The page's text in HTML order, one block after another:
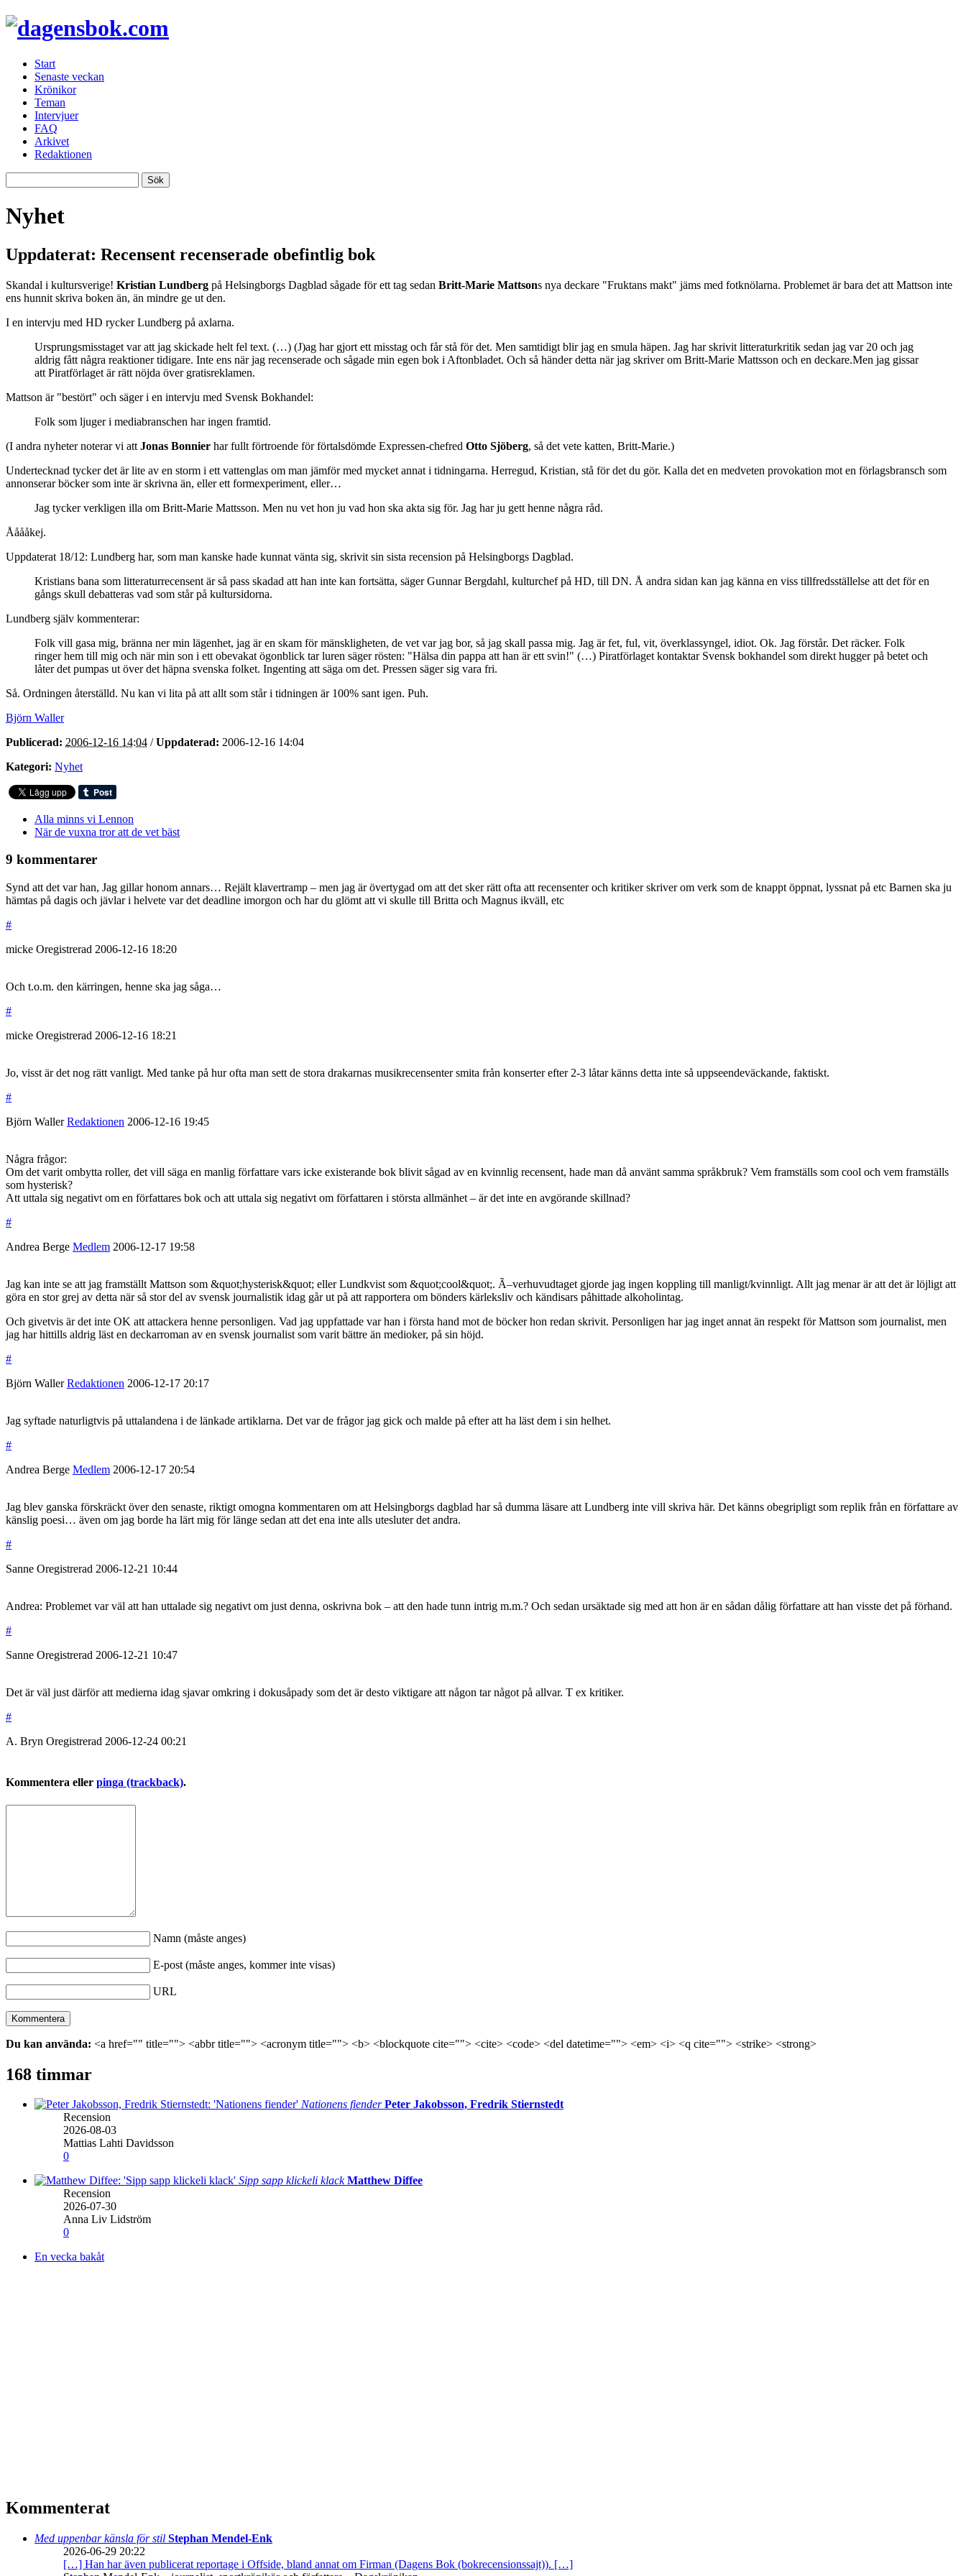
Start
Senaste veckan
Krönikor
Teman
Intervjuer
FAQ
Arkivet
Redaktionen
Nyhet
Uppdaterat: Recensent recenserade obefintlig bok
Skandal i kultursverige! Kristian Lundberg på Helsingborgs Dagblad sågade för ett tag sedan Britt-Marie Mattsons nya deckare "Fruktans makt" jäms med fotknölarna. Problemet är bara det att Mattson inte
ens hunnit skriva boken än, än mindre ge ut den.
I en intervju med HD rycker Lundberg på axlarna.
Ursprungsmisstaget var att jag skickade helt fel text. (…) (J)ag har gjort ett misstag och får stå för det. Men samtidigt blir jag en smula häpen. Jag har skrivit litteraturkritik sedan jag var 20 och jag
aldrig fått några reaktioner tidigare. Inte ens när jag recenserade och sågade min egen bok i Aftonbladet. Och så händer detta när jag skriver om Britt-Marie Mattsson och en deckare.Men jag gissar
att Piratförlaget är rätt nöjda över gratisreklamen.
Mattson är "bestört" och säger i en intervju med Svensk Bokhandel:
Folk som ljuger i mediabranschen har ingen framtid.
(I andra nyheter noterar vi att Jonas Bonnier har fullt förtroende för förtalsdömde Expressen-chefred Otto Sjöberg, så det vete katten, Britt-Marie.)
Undertecknad tycker det är lite av en storm i ett vattenglas om man jämför med mycket annat i tidningarna. Herregud, Kristian, stå för det du gör. Kalla det en medveten provokation mot en förlagsbransch som
annonserar böcker som inte är skrivna än, eller ett formexperiment, eller…
Jag tycker verkligen illa om Britt-Marie Mattsson. Men nu vet hon ju vad hon ska akta sig för. Jag har ju gett henne några råd.
Ååååkej.
Uppdaterat 18/12: Lundberg har, som man kanske hade kunnat vänta sig, skrivit sin sista recension på Helsingborgs Dagblad.
Kristians bana som litteraturrecensent är så pass skadad att han inte kan fortsätta, säger Gunnar Bergdahl, kulturchef på HD, till DN. Å andra sidan kan jag känna en viss tillfredsställelse att det för en
gångs skull debatteras vad som står på kultursidorna.
Lundberg själv kommenterar:
Folk vill gasa mig, bränna ner min lägenhet, jag är en skam för mänskligheten, de vet var jag bor, så jag skall passa mig. Jag är fet, ful, vit, överklassyngel, idiot. Ok. Jag förstår. Det räcker. Folk
ringer hem till mig och när min son i ett obevakat ögonblick tar luren säger rösten: "Hälsa din pappa att han är ett svin!" (…) Piratförlaget kontaktar Svensk bokhandel som direkt hugger på betet och
låter det pumpas ut över det häpna svenska folket. Ingenting att säga om det. Pressen säger sig vara fri.
Så. Ordningen återställd. Nu kan vi lita på att allt som står i tidningen är 100% sant igen. Puh.
Björn Waller
Publicerad: 2006-12-16 14:04 /Uppdaterad: 2006-12-16 14:04
Kategori: Nyhet
Alla minns vi Lennon
När de vuxna tror att de vet bäst
9 kommentarer
Synd att det var han, Jag gillar honom annars… Rejält klavertramp – men jag är övertygad om att det sker rätt ofta att recensenter och kritiker skriver om verk som de knappt öppnat, lyssnat på etc Barnen ska ju
hämtas på dagis och jävlar i helvete var det deadline imorgon och har du glömt att vi skulle till Britta och Magnus ikväll, etc
#
micke Oregistrerad 2006-12-16 18:20
Och t.o.m. den kärringen, henne ska jag såga…
#
micke Oregistrerad 2006-12-16 18:21
Jo, visst är det nog rätt vanligt. Med tanke på hur ofta man sett de stora drakarnas musikrecensenter smita från konserter efter 2-3 låtar känns detta inte så uppseendeväckande, faktiskt.
#
Björn Waller Redaktionen 2006-12-16 19:45
Några frågor:
Om det varit ombytta roller, det vill säga en manlig författare vars icke existerande bok blivit sågad av en kvinnlig recensent, hade man då använt samma språkbruk? Vem framställs som cool och vem framställs
som hysterisk?
Att uttala sig negativt om en författares bok och att uttala sig negativt om författaren i största allmänhet – är det inte en avgörande skillnad?
#
Andrea Berge Medlem 2006-12-17 19:58
Jag kan inte se att jag framställt Mattson som &quot;hysterisk&quot; eller Lundkvist som &quot;cool&quot;. Ã–verhuvudtaget gjorde jag ingen koppling till manligt/kvinnligt. Allt jag menar är att det är löjligt att
göra en stor grej av detta när så stor del av svensk journalistik idag går ut på att rapportera om bönders kärleksliv och kändisars påhittade alkoholintag.
Och givetvis är det inte OK att attackera henne personligen. Vad jag uppfattade var han i första hand mot de böcker hon redan skrivit. Personligen har jag inget annat än respekt för Mattson som journalist, men
jag har hittills aldrig läst en deckarroman av en svensk journalist som varit bättre än medioker, på sin höjd.
#
Björn Waller Redaktionen 2006-12-17 20:17
Jag syftade naturligtvis på uttalandena i de länkade artiklarna. Det var de frågor jag gick och malde på efter att ha läst dem i sin helhet.
#
Andrea Berge Medlem 2006-12-17 20:54
Jag blev ganska förskräckt över den senaste, riktigt omogna kommentaren om att Helsingborgs dagblad har så dumma läsare att Lundberg inte vill skriva här. Det känns obegripligt som replik från en författare av
känslig poesi… även om jag borde ha lärt mig för länge sedan att det ena inte alls utesluter det andra.
#
Sanne Oregistrerad 2006-12-21 10:44
Andrea: Problemet var väl att han uttalade sig negativt om just denna, oskrivna bok – att den hade tunn intrig m.m.? Och sedan ursäktade sig med att hon är en sådan dålig författare att han visste det på förhand.
#
Sanne Oregistrerad 2006-12-21 10:47
Det är väl just därför att medierna idag sjavar omkring i dokusåpady som det är desto viktigare att någon tar något på allvar. T ex kritiker.
#
A. Bryn Oregistrerad 2006-12-24 00:21
Kommentera eller pinga (trackback).
Namn (måste anges)
E-post (måste anges, kommer inte visas)
URL
Du kan använda: <a href="" title=""> <abbr title=""> <acronym title=""> <b> <blockquote cite=""> <cite> <code> <del datetime=""> <em> <i> <q cite=""> <strike> <strong>
168 timmar
Nationens fiender Peter Jakobsson, Fredrik Stiernstedt
Recension
2026-08-03
Mattias Lahti Davidsson
0
Sipp sapp klickeli klack Matthew Diffee
Recension
2026-07-30
Anna Liv Lidström
0
En vecka bakåt
Kommenterat
Med uppenbar känsla för stil Stephan Mendel-Enk
2026-06-29 20:22
[…] Han har även publicerat reportage i Offside, bland annat om Firman (Dagens Bok (bokrecensionssajt)). […]